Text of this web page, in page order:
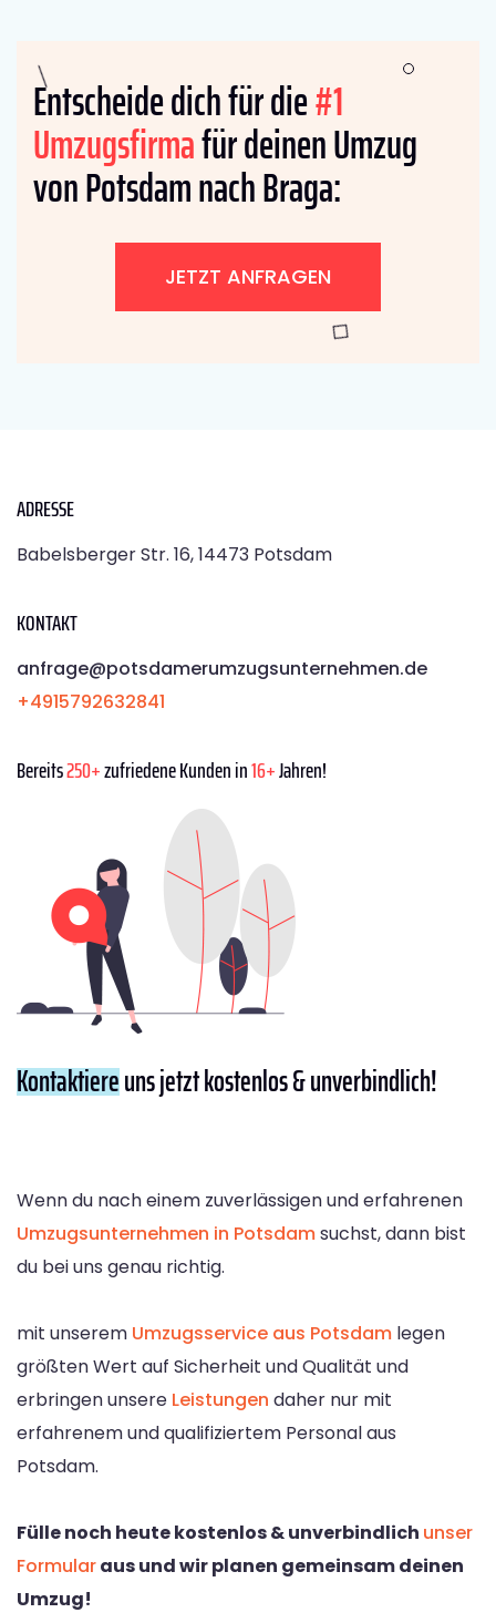
Entscheide dich für die#1
Umzugsfirmafür deinen Umzug
von Potsdam nach Braga:
JETZT ANFRAGEN
ADRESSE
Babelsberger Str. 16, 14473 Potsdam
KONTAKT
anfrage@potsdamerumzugsunternehmen.de
+4915792632841
Bereits250+zufriedene Kunden in16+Jahren!
Kontaktiereuns jetzt kostenlos & unverbindlich!
Wenn du nach einem zuverlässigen und erfahrenen
Umzugsunternehmen in Potsdamsuchst, dann bist
du bei uns genau richtig.
mit unserem Umzugsservice aus Potsdam legen
größten Wert auf Sicherheit und Qualität und
erbringen unsere Leistungen daher nur mit
erfahrenem und qualifiziertem Personal aus
Potsdam.
Fülle noch heute kostenlos & unverbindlich unser
Formularaus und wir planen gemeinsam deinen
Umzug!